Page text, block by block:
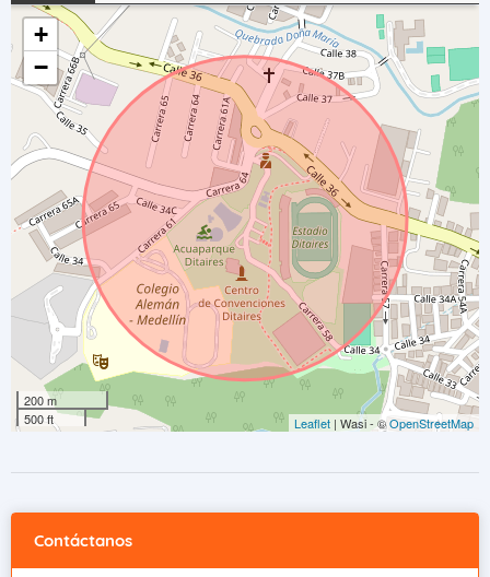
+
−
200 m
500 ft
Leaflet | Wasi - ©OpenStreetMap
Contáctanos